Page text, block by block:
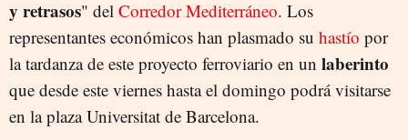
y retrasos" del Corredor Mediterráneo. Los
representantes económicos han plasmado su hastío por
la tardanza de este proyecto ferroviario en un laberinto
que desde este viernes hasta el domingo podrá visitarse
en la plaza Universitat de Barcelona.